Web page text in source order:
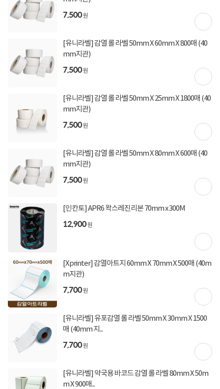
7,500원
[유니라벨] 감열 롤 라벨 50mm X 60mm X 800매 (40
mm지관)
7,500원
[유니라벨] 감열 롤 라벨 50mm X 25mm X 1800매 (40
mm지관)
7,500원
[유니라벨] 감열 롤 라벨 50mm X 80mm X 600매 (40
mm지관)
7,500원
[인칸토] APR6 왁스레진리본 70mm x 300M
12,900원
[Xprinter] 감열아트지 60mm X 70mm X 500매 (40m
m지관)
7,700원
[유니라벨] 유포감열 롤 라벨 50mm X 30mm X 1500
매 (40mm 지...
7,700원
[유니라벨] 약국용 바코드 감열 롤 라벨 80mm X 50m
m X 900매...
상세정보
상세정보를확대해서 볼 수 있습니다.